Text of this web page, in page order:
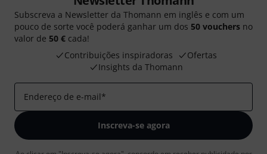
Subscreva a Newsletter da Thomann em inglês e com um
pouco de sorte você poderá ganhar um dos 50 vouchers no
valor de 50 € cada!
Contribuições inspiradoras
Ofertas
Insights da Thomann
Endereço de e-mail*
Inscreva-se agora